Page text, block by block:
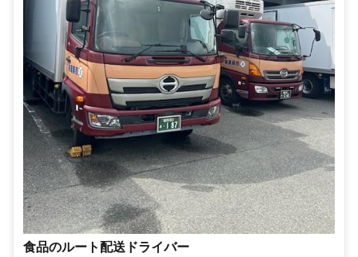
食品のルート配送ドライバー